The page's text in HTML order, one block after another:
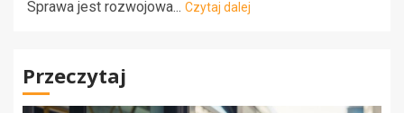
Sprawa jest rozwojowa... Czytaj dalej
Przeczytaj